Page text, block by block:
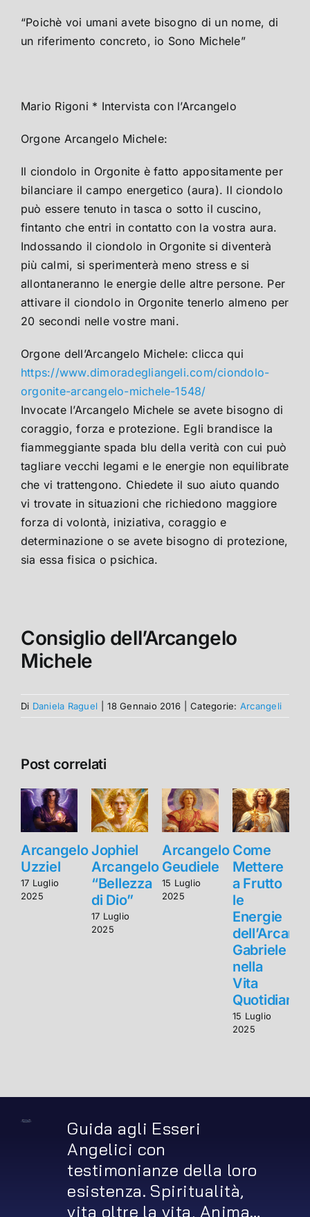
“Poichè voi umani avete bisogno di un nome, di
un riferimento concreto, io Sono Michele”
Mario Rigoni * Intervista con l’Arcangelo
Orgone Arcangelo Michele:
Il ciondolo in Orgonite è fatto appositamente per
bilanciare il campo energetico (aura). Il ciondolo
può essere tenuto in tasca o sotto il cuscino,
fintanto che entri in contatto con la vostra aura.
Indossando il ciondolo in Orgonite si diventerà
più calmi, si sperimenterà meno stress e si
allontaneranno le energie delle altre persone. Per
attivare il ciondolo in Orgonite tenerlo almeno per
20 secondi nelle vostre mani.
Orgone dell’Arcangelo Michele: clicca qui
https://www.dimoradegliangeli.com/ciondolo-
orgonite-arcangelo-michele-1548/
Invocate l’Arcangelo Michele se avete bisogno di
coraggio, forza e protezione. Egli brandisce la
fiammeggiante spada blu della verità con cui può
tagliare vecchi legami e le energie non equilibrate
che vi trattengono. Chiedete il suo aiuto quando
vi trovate in situazioni che richiedono maggiore
forza di volontà, iniziativa, coraggio e
determinazione o se avete bisogno di protezione,
sia essa fisica o psichica.
Consiglio dell’Arcangelo
Michele
Di Daniela Raguel 18 Gennaio 2016 Categorie: Arcangeli
Post correlati
Arcangelo
Uzziel
17 Luglio
2025
Jophiel
Arcangelo
“Bellezza
di Dio”
17 Luglio
2025
Arcangelo
Geudiele
15 Luglio
2025
Come
Mettere
a Frutto
le
Energie
Gabriele
nella
Vita
Quotidiana
15 Luglio
2025
Guida agli Esseri
Angelici con
testimonianze della loro
esistenza. Spiritualità,
vita oltre la vita, Anima…